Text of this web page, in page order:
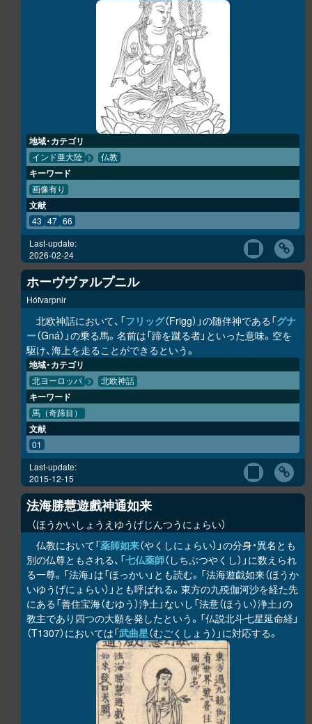
地域・カテゴリ
インド亜大陸 仏教
キーワード
画像有り
文献
43 47 66
Last-update:
2026-02-24
ホーヴヴァルプニル
Hófvarpnir
北欧神話において、「フリッグ（Frigg）」の随伴神である「グナ
ー（Gná）」の乗る馬。名前は「蹄を蹴る者」といった意味。空を
駆け、海上を走ることができるという。
地域・カテゴリ
北ヨーロッパ 北欧神話
キーワード
馬（奇蹄目）
文献
01
Last-update:
2015-12-15
法海勝慧遊戲神通如来
ほうかいしょうえゆうげじんつうにょらい
仏教において「薬師如来（やくしにょらい）」の分身・異名とも
別の仏尊ともされる、「七仏薬師（しちぶつやくし）」に数えられ
る一尊。「法海」は「ほっかい」とも読む。「法海遊戯如来（ほうか
いゆうげにょらい）」とも呼ばれる。東方の九殑伽河沙を経た先
にある「善住宝海（むゆう）浄土」ないし「法意（ほうい）浄土」の
教主であり四つの大願を発したという。「仏説北斗七星延命経」
（T1307）においては「武曲星（むごくしょう）」に対応する。